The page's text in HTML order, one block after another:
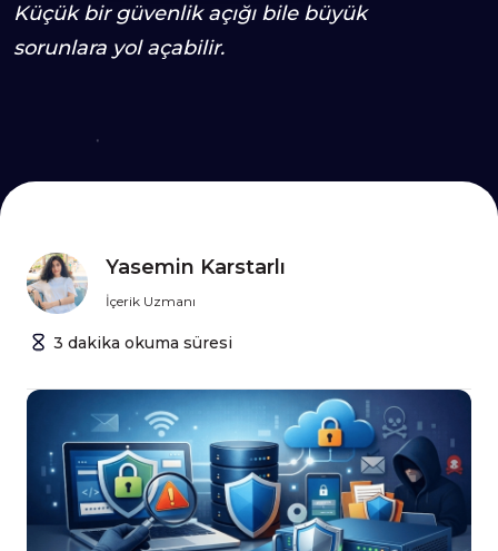
Küçük bir güvenlik açığı bile büyük
sorunlara yol açabilir.
Yasemin Karstarlı
İçerik Uzmanı
3 dakika okuma süresi